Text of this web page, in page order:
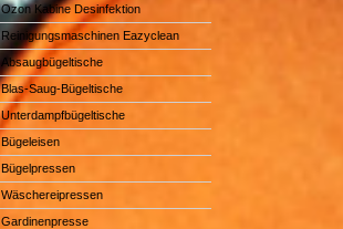
Ozon Kabine Desinfektion
Reinigungsmaschinen Eazyclean
Absaugbügeltische
Blas-Saug-Bügeltische
Unterdampfbügeltische
Bügeleisen
Bügelpressen
Wäschereipressen
Gardinenpresse